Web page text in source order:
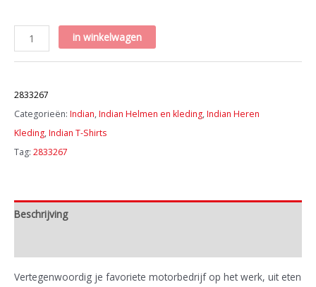
Men’s
Indian
Shirt,
Red
aantal
in winkelwagen
2833267
Categorieën: Indian,Indian Helmen en kleding,Indian Heren
Kleding,Indian T-Shirts
Tag: 2833267
Beschrijving
Vertegenwoordig je favoriete motorbedrijf op het werk, uit eten